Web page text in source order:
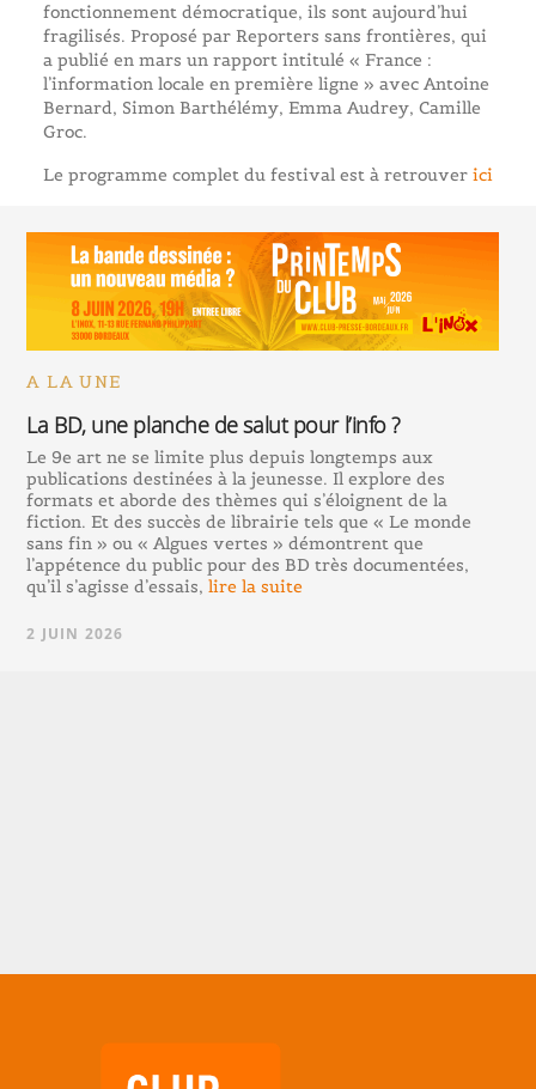
fonctionnement démocratique, ils sont aujourd’hui
fragilisés. Proposé par Reporters sans frontières, qui
a publié en mars un rapport intitulé « France :
l’information locale en première ligne » avec Antoine
Bernard, Simon Barthélémy, Emma Audrey, Camille
Groc.
Le programme complet du festival est à retrouver ici
A LA UNE
La BD, une planche de salut pour l’info ?
Le 9e art ne se limite plus depuis longtemps aux
publications destinées à la jeunesse. Il explore des
formats et aborde des thèmes qui s’éloignent de la
fiction. Et des succès de librairie tels que « Le monde
sans fin » ou « Algues vertes » démontrent que
l’appétence du public pour des BD très documentées,
qu’il s’agisse d’essais, lire la suite
2 JUIN 2026